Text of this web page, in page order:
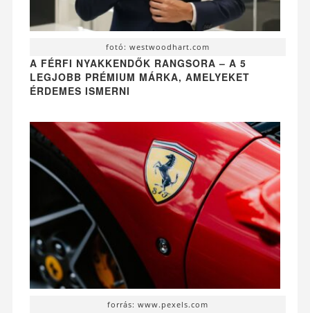
fotó: westwoodhart.com
A FÉRFI NYAKKENDŐK RANGSORA – A 5
LEGJOBB PRÉMIUM MÁRKA, AMELYEKET
ÉRDEMES ISMERNI
forrás: www.pexels.com